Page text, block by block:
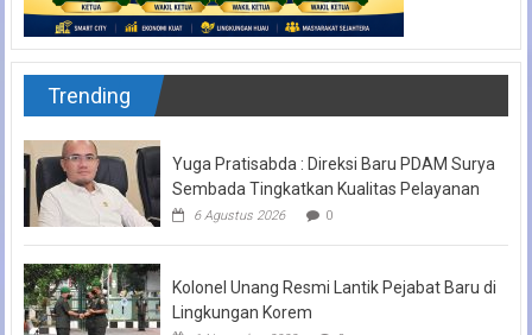
Trending
Yuga Pratisabda : Direksi Baru PDAM Surya
Sembada Tingkatkan Kualitas Pelayanan
6 Agustus 2026 0
Kolonel Unang Resmi Lantik Pejabat Baru di
Lingkungan Korem